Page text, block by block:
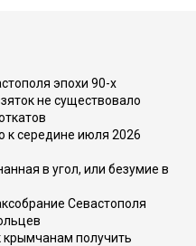
эпохи 90-х
не существовало
к середине июля 2026
в угол, или безумие в
Севастополя
крымчанам получить